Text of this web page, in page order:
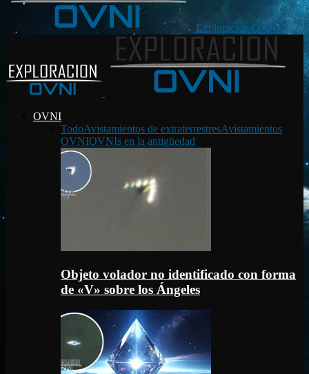
Exploración OVNI
OVNI
TodoAvistamientos de extraterrestresAvistamientos
OVNIOVNIs en la antigüedad
Objeto volador no identificado con forma
de «V» sobre los Ángeles